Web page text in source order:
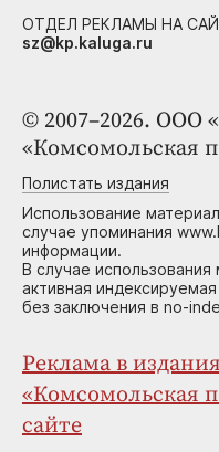
© 2007–2026. ООО
«Комсомольская
Полистать издания
Использование
случае упоминания
информации.
В случае использования
активная
без заключения в no-
Реклама в
«Комсомольская
сайте
ОТДЕЛ РЕКЛАМЫ НА
sz@kp.kaluga.ru